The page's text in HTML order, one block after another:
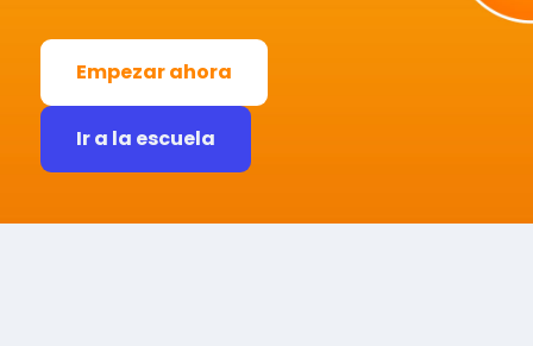
Empezar ahora
Ir a la escuela